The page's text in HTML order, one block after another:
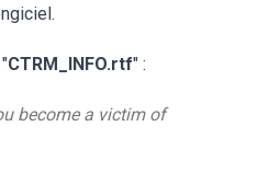
CTRM_INFO.rtf" :
become a victim of